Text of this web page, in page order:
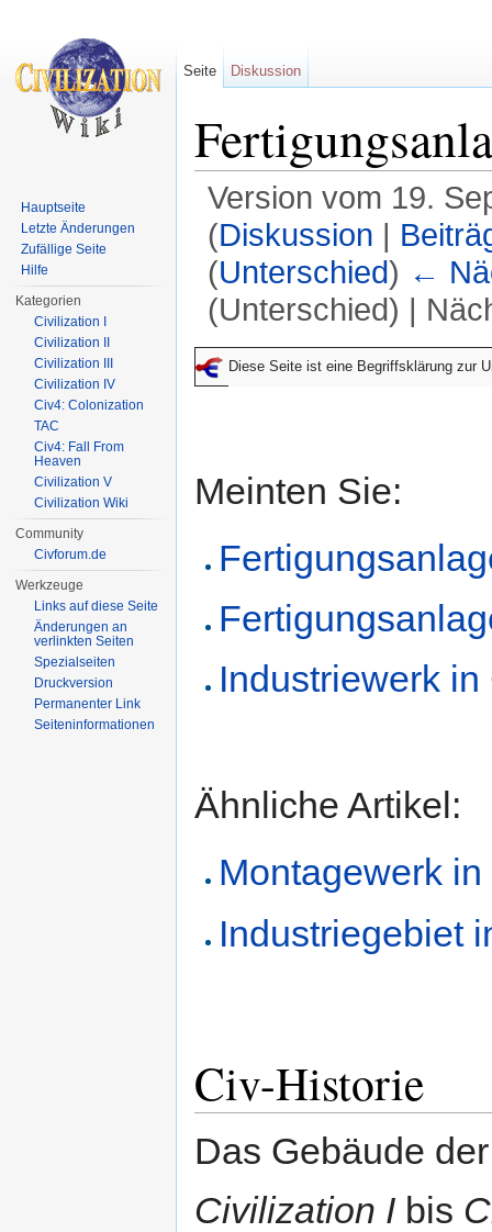
Version vom 19.
(Diskussion |
(Unterschied) ←
(Unterschied) |
Diese Seite ist eine Begriffsklärung zur
Meinten Sie:
Industriewerk
Ähnliche Artikel:
Montagewerk
Industriegebiet
Civ-Historie
Das Gebäude
Civilization I bis
Seite Diskussion
Hauptseite
Letzte Änderungen
Zufällige Seite
Hilfe
Kategorien
Civilization I
Civilization II
Civilization III
Civilization IV
Civ4: Colonization
TAC
Civ4: Fall From
Heaven
Civilization V
Civilization Wiki
Community
Civforum.de
Werkzeuge
Links auf diese Seite
Änderungen an
verlinkten Seiten
Spezialseiten
Druckversion
Permanenter Link
Seiten­informationen